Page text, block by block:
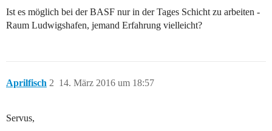
Ist es möglich bei der BASF nur in der Tages Schicht zu arbeiten -
Raum Ludwigshafen, jemand Erfahrung vielleicht?
Aprilfisch 14. März 2016 um 18:57
2
Servus,